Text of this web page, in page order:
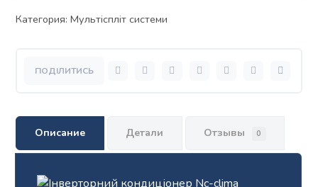
Категория:Мультіспліт системи
Описание Детали Отзывы 0